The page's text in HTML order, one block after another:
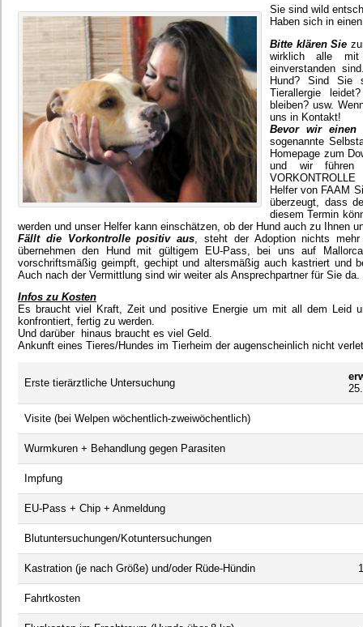
Sie sind wild
Haben sich in
Bitte klären Sie
wirklich alle mit
einverstanden
Hund? Sind Sie
Tierallergie
bleiben? usw.
uns in Kontakt!
Bevor wir einen
sogenannte
Homepage zum
und wir führen
Helfer von FAAM
überzeugt, dass
diesem Termin
werden und unser Helfer kann einschätzen, ob der Hund auch zu Ihnen
Fällt die Vorkontrolle positiv aus , steht der Adoption nichts
übernehmen den Hund mit gültigem EU-Pass, bei uns auf
vorschriftsmäßig geimpft, gechipt und altersmäßig auch kastriert und
Auch nach der Vermittlung sind wir weiter als Ansprechpartner für Sie da.
Infos zu Kosten
Es braucht viel Kraft, Zeit und positive Energie um mit all dem Leid
konfrontiert, fertig zu werden.
Und darüber hinaus braucht es viel Geld.
Ankunft eines Tieres/Hundes im Tierheim der augenscheinlich nicht
Erste tierärztliche Untersuchung
Visite (bei Welpen wöchentlich-zweiwöchentlich)
Wurmkuren + Behandlung gegen Parasiten
Impfung
EU-Pass + Chip + Anmeldung
Blutuntersuchungen/Kotuntersuchungen
Kastration (je nach Größe) und/oder Rüde-Hündin
Fahrtkosten